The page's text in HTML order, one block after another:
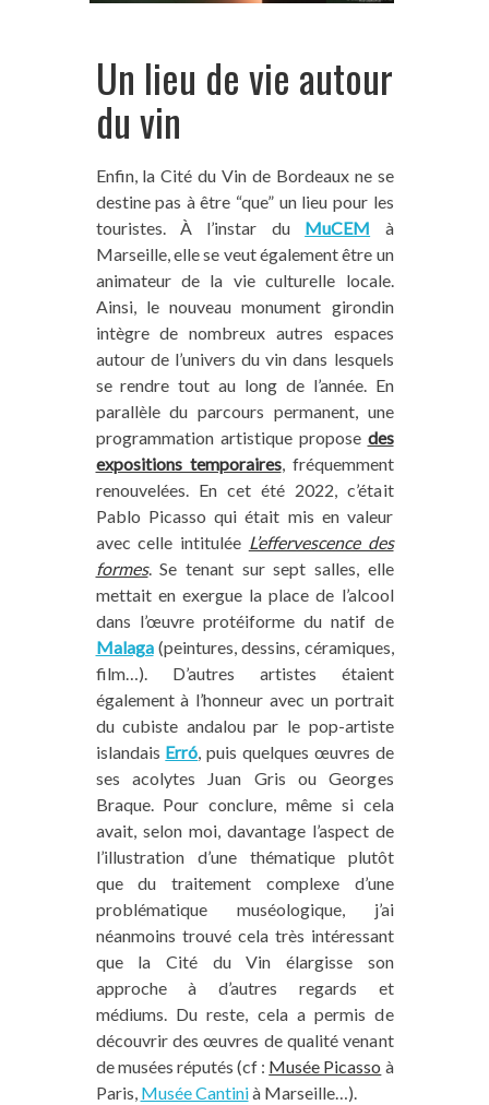
Un lieu de vie autour
du vin
Enfin, la Cité du Vin de Bordeaux ne se
destine pas à être “que” un lieu pour les
touristes. À l’instar du MuCEM à
Marseille, elle se veut également être un
animateur de la vie culturelle locale.
Ainsi, le nouveau monument girondin
intègre de nombreux autres espaces
autour de l’univers du vin dans lesquels
se rendre tout au long de l’année. En
parallèle du parcours permanent, une
programmation artistique propose des
expositions temporaires, fréquemment
renouvelées. En cet été 2022, c’était
Pablo Picasso qui était mis en valeur
avec celle intitulée L’effervescence des
formes. Se tenant sur sept salles, elle
mettait en exergue la place de l’alcool
dans l’œuvre protéiforme du natif de
Malaga(peintures, dessins, céramiques,
film…). D’autres artistes étaient
également à l’honneur avec un portrait
du cubiste andalou par le pop-artiste
islandais Erró, puis quelques œuvres de
ses acolytes Juan Gris ou Georges
Braque. Pour conclure, même si cela
avait, selon moi, davantage l’aspect de
l’illustration d’une thématique plutôt
que du traitement complexe d’une
problématique muséologique, j’ai
néanmoins trouvé cela très intéressant
que la Cité du Vin élargisse son
approche à d’autres regards et
médiums. Du reste, cela a permis de
découvrir des œuvres de qualité venant
de musées réputés (cf : Musée Picasso à
Paris, Musée Cantinià Marseille…).